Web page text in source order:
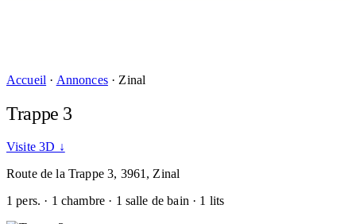
Accueil · Annonces · Zinal
Trappe 3
Visite 3D ↓
Route de la Trappe 3, 3961, Zinal
1 pers. · 1 chambre · 1 salle de bain · 1 lits